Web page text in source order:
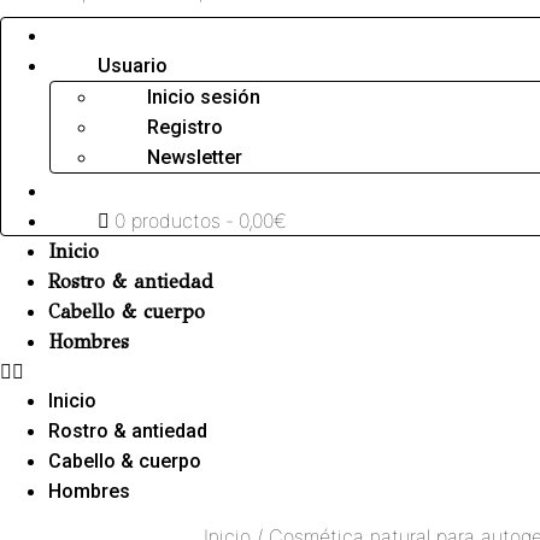
Usuario
Inicio sesión
Registro
Newsletter
0 productos 0,00€
Inicio
Rostro & antiedad
Cabello & cuerpo
Hombres
Inicio
Rostro & antiedad
Cabello & cuerpo
Hombres